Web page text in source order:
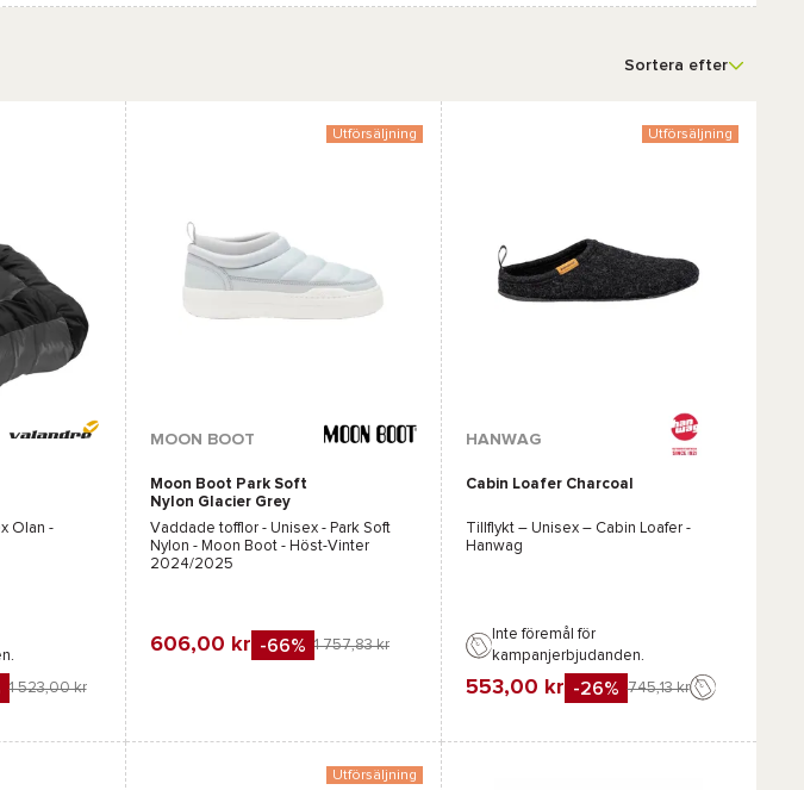
Sortera efter
Olan -
1 523,00 kr
Utförsäljning
Svart
MOON BOOT
Moon Boot Park Soft
Nylon Glacier Grey
Vaddade tofflor - Unisex - Park Soft
Nylon - Moon Boot - Höst-Vinter
2024/2025
606,00 kr -66% 1 757,83 kr
Utförsäljning
HANWAG
Cabin Loafer Charcoal
Tillflykt – Unisex – Cabin Loafer -
Hanwag
Inte föremål för
kampanjerbjudanden.
553,00 kr -26% 745,13 kr
Utförsäljning